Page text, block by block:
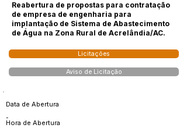
Reabertura de propostas para contratação
de empresa de engenharia para
implantação de Sistema de Abastecimento
de Água na Zona Rural de Acrelândia/AC.
Licitações
Aviso de Licitação
Data de Abertura
-
Hora de Abertura